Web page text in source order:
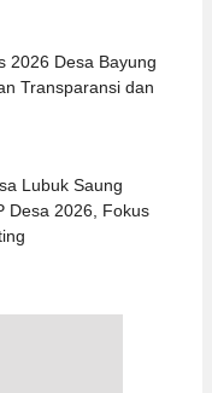
2026 Desa Bayung
Transparansi dan
Lubuk Saung
Desa 2026, Fokus